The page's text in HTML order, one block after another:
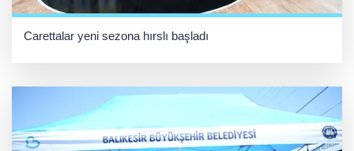
Carettalar yeni sezona hırslı başladı